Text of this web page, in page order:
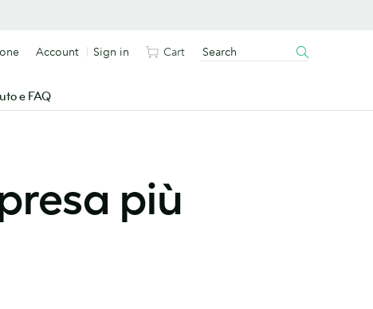
e FAQ
Account Sign in Cart
più